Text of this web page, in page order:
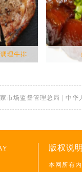
理牛排...
市场监督管理总局 中华
版权说明
本网所有